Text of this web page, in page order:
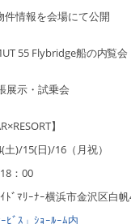
件情報を会場にて公開
55 Flybridge船の内覧会
展示・試乗会
】
)/15(日)/16（月祝）
：00
ﾏﾘｰﾅｰ横浜市金沢区白帆
ｰﾋﾞｽ」ｼｮｰﾙｰﾑ内